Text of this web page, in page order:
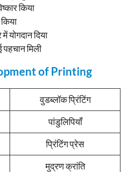
किया
योगदान दिया
मिली
of Printing
वुडब्लॉक प्रिंटिंग
पांडुलिपियाँ
प्रिंटिंग प्रेस
मुद्रण क्रांति